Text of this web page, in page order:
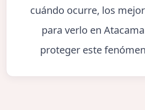
cuándo ocurre, los
para verlo en
proteger este